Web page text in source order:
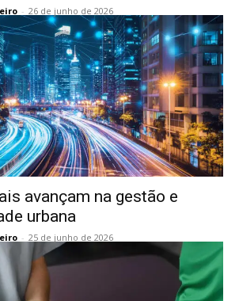
- 26 de junho de 2026
avançam na gestão e
urbana
- 25 de junho de 2026